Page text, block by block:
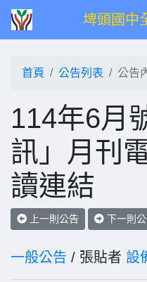
埤頭國中
首頁 公告列表 公告
114年6月
訊」月刊
讀連結
上一則公告 下一則
一般公告 / 張貼者 設